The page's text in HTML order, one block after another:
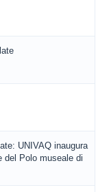
UNIVAQ inaugura
del Polo museale di